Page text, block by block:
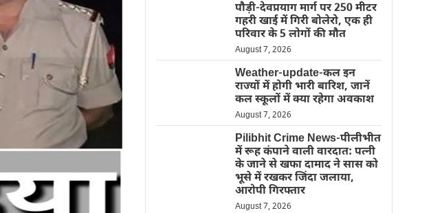
पौड़ी-देवप्रयाग मार्ग पर 250 मीटर
गहरी खाई में गिरी बोलेरो, एक ही
परिवार के 5 लोगों की मौत
August 7, 2026
Weather-update-कल इन
राज्यों में होगी भारी बारिश, जानें
कल स्कूलों में क्या रहेगा अवकाश
August 7, 2026
Pilibhit Crime News-पीलीभीत
में रूह कंपाने वाली वारदात: पत्नी
के जाने से खफा दामाद ने सास को
भूसे में रखकर जिंदा जलाया,
आरोपी गिरफ्तार
August 7, 2026